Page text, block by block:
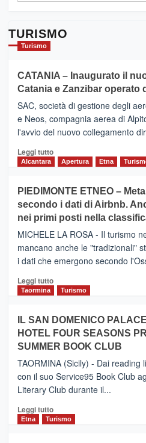
TURISMO
Turismo
CATANIA – Inaugurato il
Catania e Zanzibar operato
SAC, società di gestione degli
e Neos, compagnia aerea di
l'avvio del nuovo collegamento
Leggi tuttoLeggi
CATANIA
–
Inaugurato
il
nuovo
collegamento
tra
e
Zanzibar
da
Neos
Alcantara Apertura Etna
PIEDIMONTE ETNEO –
secondo i dati di Airbnb.
nei primi posti nella
MICHELE LA ROSA - Il turismo
mancano anche le "tradizionali"
i dati che emergono secondo
Leggi tuttoLeggi
PIEDIMONTE
ETNEO
–
Meta
turistica
privilegiata
secondo
dati
di
Taormina Turismo
IL SAN DOMENICO
HOTEL FOUR SEASONS
SUMMER BOOK CLUB
TAORMINA (Sicily) - Dai reading
con il suo Service95 Book Club
Literary Club durante il...
Leggi tuttoLeggi
di
Etna Turismo